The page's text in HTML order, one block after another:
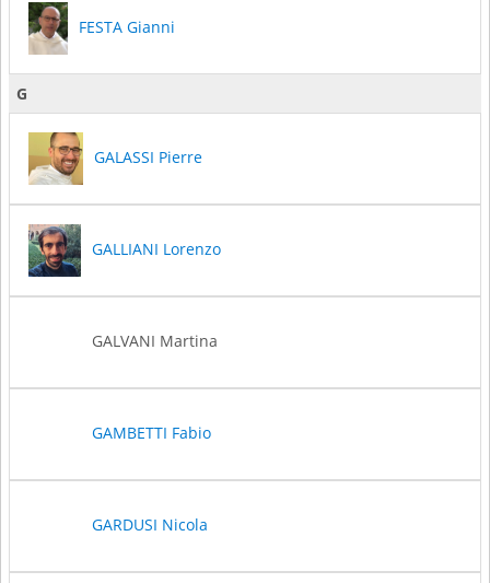
FESTA Gianni
G
GALASSI Pierre
GALLIANI Lorenzo
GALVANI Martina
GAMBETTI Fabio
GARDUSI Nicola